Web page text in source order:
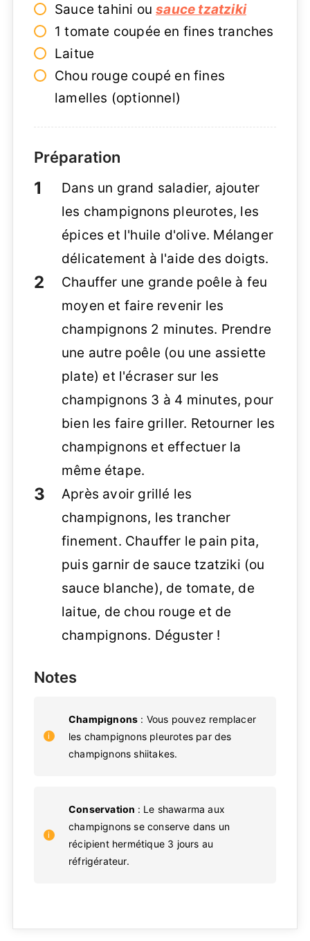
Sauce tahini ousauce tzatziki
1 tomate coupée en fines tranches
Laitue
Chou rouge coupé en fines
lamelles (optionnel)
Préparation
Dans un grand saladier, ajouter
les champignons pleurotes, les
épices et l'huile d'olive. Mélanger
délicatement à l'aide des doigts.
Chauffer une grande poêle à feu
moyen et faire revenir les
champignons 2 minutes. Prendre
une autre poêle (ou une assiette
plate) et l'écraser sur les
champignons 3 à 4 minutes, pour
bien les faire griller. Retourner les
champignons et effectuer la
même étape.
Après avoir grillé les
champignons, les trancher
finement. Chauffer le pain pita,
puis garnir de sauce tzatziki (ou
sauce blanche), de tomate, de
laitue, de chou rouge et de
champignons. Déguster !
Notes
Champignons : Vous pouvez remplacer
les champignons pleurotes par des
champignons shiitakes.
Conservation : Le shawarma aux
champignons se conserve dans un
récipient hermétique 3 jours au
réfrigérateur.